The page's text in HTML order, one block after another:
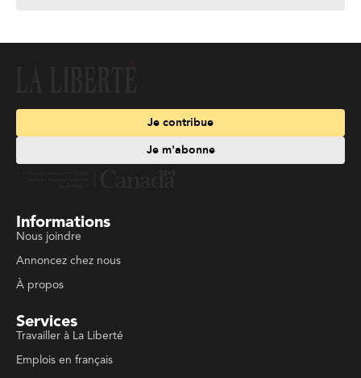
Je contribue
Je m'abonne
Informations
Nous joindre
Annoncez chez nous
À propos
Services
Travailler à La Liberté
Emplois en français